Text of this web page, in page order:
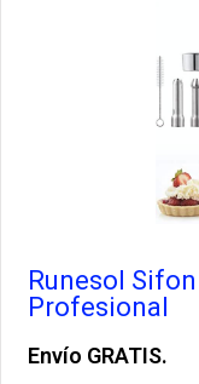
Runesol
Profesional
Envío GRATIS.